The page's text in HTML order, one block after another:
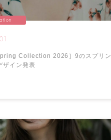
Collection 2026］9のスプリン
ザイン発表